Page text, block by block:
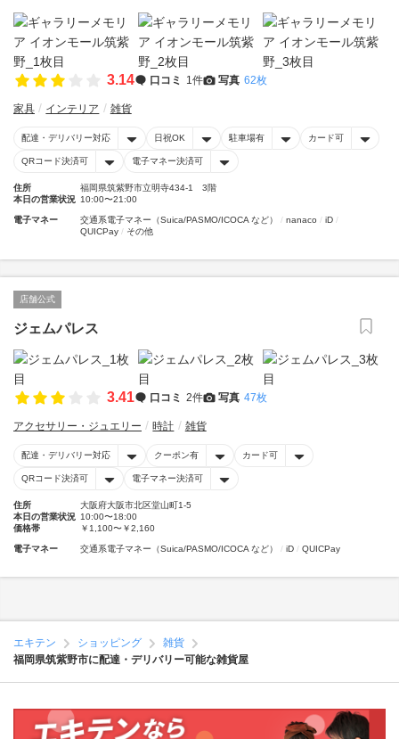
3.14 口コミ 1件 写真 62枚
家具 インテリア 雑貨
配達・デリバリー対応 日祝OK 駐車場有 カード可
QRコード決済可 電子マネー決済可
住所
福岡県筑紫野市立明寺434-1 3階
本日の営業状況 10:00〜21:00
電子マネー 交通系電子マネー（Suica/PASMO/ICOCA など） nanaco
iD
QUICPay
その他
店舗公式
ジェムパレス
3.41 口コミ 2件 写真 47枚
アクセサリー・ジュエリー 時計 雑貨
配達・デリバリー対応 クーポン有 カード可
QRコード決済可 電子マネー決済可
住所
大阪府大阪市北区堂山町1-5
本日の営業状況 10:00〜18:00
価格帯
￥1,100〜￥2,160
電子マネー 交通系電子マネー（Suica/PASMO/ICOCA など） iD QUICPay
エキテン ショッピング
雑貨
福岡県筑紫野市に配達・デリバリー可能な雑貨屋